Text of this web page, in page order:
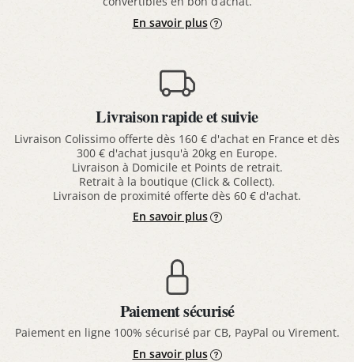
En savoir plus
Livraison rapide et suivie
Livraison Colissimo offerte dès 160 € d'achat en France et dès
300 € d'achat jusqu'à 20kg en Europe.
Livraison à Domicile et Points de retrait.
Retrait à la boutique (Click & Collect).
Livraison de proximité offerte dès 60 € d'achat.
En savoir plus
Paiement sécurisé
Paiement en ligne 100% sécurisé par CB, PayPal ou Virement.
En savoir plus